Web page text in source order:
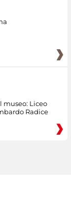
museo: Liceo
Radice